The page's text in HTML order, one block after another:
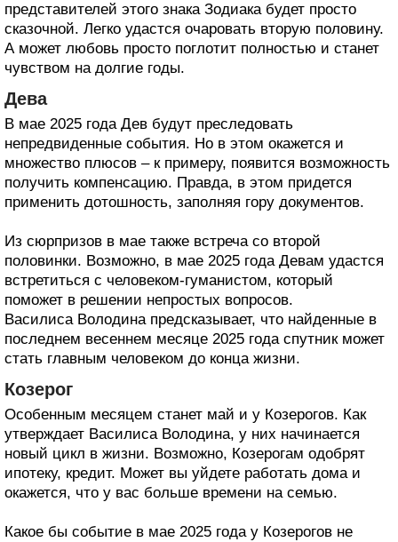
представителей этого знака Зодиака будет просто
сказочной. Легко удастся очаровать вторую половину.
А может любовь просто поглотит полностью и станет
чувством на долгие годы.
Дева
В мае 2025 года Дев будут преследовать
непредвиденные события. Но в этом окажется и
множество плюсов – к примеру, появится возможность
получить компенсацию. Правда, в этом придется
применить дотошность, заполняя гору документов.
Из сюрпризов в мае также встреча со второй
половинки. Возможно, в мае 2025 года Девам удастся
встретиться с человеком-гуманистом, который
поможет в решении непростых вопросов.
Василиса Володина предсказывает, что найденные в
последнем весеннем месяце 2025 года спутник может
стать главным человеком до конца жизни.
Козерог
Особенным месяцем станет май и у Козерогов. Как
утверждает Василиса Володина, у них начинается
новый цикл в жизни. Возможно, Козерогам одобрят
ипотеку, кредит. Может вы уйдете работать дома и
окажется, что у вас больше времени на семью.
Какое бы событие в мае 2025 года у Козерогов не